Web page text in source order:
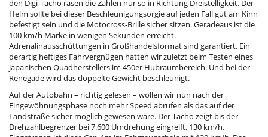
den Digi-Tacho rasen die Zahlen nur so in Richtung Dreistelligkeit. Der
Helm sollte bei dieser Beschleunigungsorgie auf jeden Fall gut am Kinn
befestigt sein und die Motocross-Brille sicher sitzen. Geradeaus ist die
100 km/h Marke in wenigen Sekunden erreicht.
Adrenalinausschüttungen in Großhandelsformat sind garantiert. Ein
derartig heftiges Fahrvergnügen hatten wir zuletzt beim Testen eines
japanischen Quadherstellers im 450er Hubraumbereich. Und bei der
Renegade wird das doppelte Gewicht beschleunigt.
Auf der Autobahn – richtig gelesen – wollen wir nun nach der
Eingewöhnungsphase noch mehr Speed abrufen als das auf der
Landstraße sicher möglich gewesen wäre. Der Tacho zeigt bis der
Drehzahlbegrenzer bei 7.600 Umdrehung eingreift, 130 km/h.